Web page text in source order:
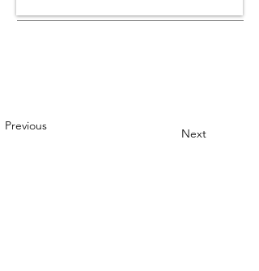
Previous
Next